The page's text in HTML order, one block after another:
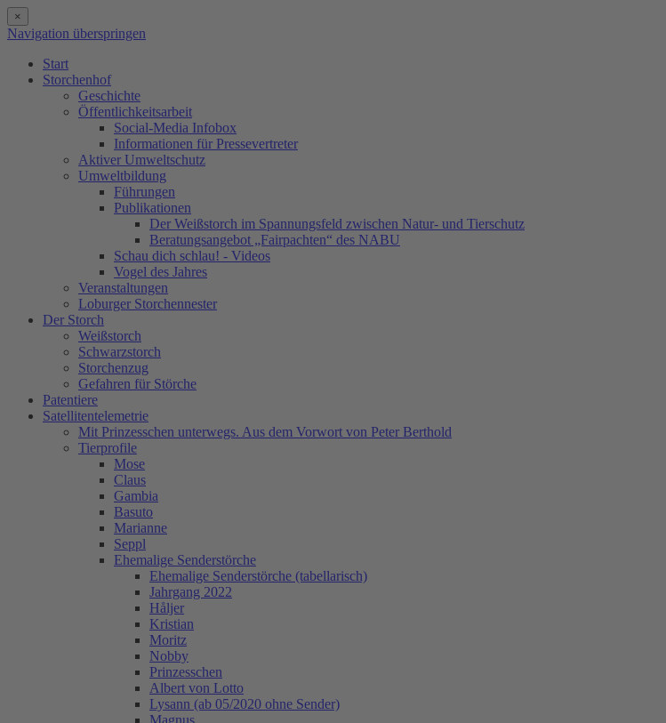
×
Navigation überspringen
Start
Storchenhof
Geschichte
Öffentlichkeitsarbeit
Social-Media Infobox
Informationen für Pressevertreter
Aktiver Umweltschutz
Umweltbildung
Führungen
Publikationen
Der Weißstorch im Spannungsfeld zwischen Natur- und Tierschutz
Beratungsangebot „Fairpachten“ des NABU
Schau dich schlau! - Videos
Vogel des Jahres
Veranstaltungen
Loburger Storchennester
Der Storch
Weißstorch
Schwarzstorch
Storchenzug
Gefahren für Störche
Patentiere
Satellitentelemetrie
Mit Prinzesschen unterwegs. Aus dem Vorwort von Peter Berthold
Tierprofile
Mose
Claus
Gambia
Basuto
Marianne
Seppl
Ehemalige Senderstörche
Ehemalige Senderstörche (tabellarisch)
Jahrgang 2022
Håljer
Kristian
Moritz
Nobby
Prinzesschen
Albert von Lotto
Lysann (ab 05/2020 ohne Sender)
Magnus